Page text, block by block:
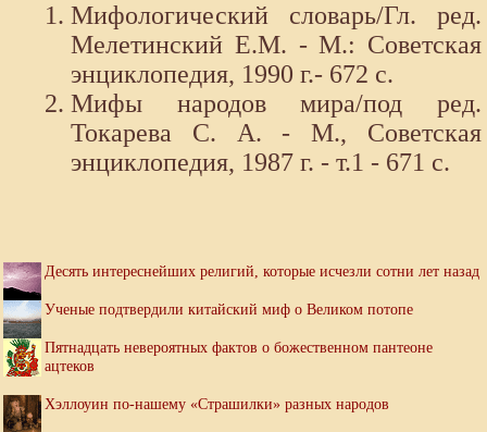
Мифологический словарь/Гл. ред.
Мелетинский Е.М. - М.: Советская
энциклопедия, 1990 г.- 672 с.
Мифы народов мира/под ред.
Токарева С. А. - М., Советская
энциклопедия, 1987 г. - т.1 - 671 с.
Десять интереснейших религий, которые исчезли сотни лет назад
Ученые подтвердили китайский миф о Великом потопе
Пятнадцать невероятных фактов о божественном пантеоне
ацтеков
Хэллоуин по-нашему «Страшилки» разных народов